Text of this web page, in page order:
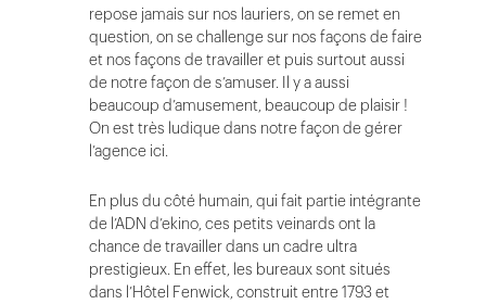
repose jamais sur nos lauriers, on se remet en
question, on se challenge sur nos façons de faire
et nos façons de travailler et puis surtout aussi
de notre façon de s’amuser. Il y a aussi
beaucoup d’amusement, beaucoup de plaisir !
On est très ludique dans notre façon de gérer
l’agence ici.
En plus du côté humain, qui fait partie intégrante
de l’ADN d’ekino, ces petits veinards ont la
chance de travailler dans un cadre ultra
prestigieux. En effet, les bureaux sont situés
dans l’Hôtel Fenwick, construit entre 1793 et